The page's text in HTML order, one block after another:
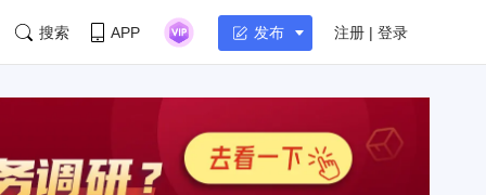
搜索 APP 发布 注册 | 登录